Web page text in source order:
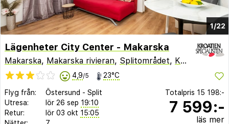
1/22
Lägenheter City Center - Makarska
Makarska, Makarska rivieran, Splitområdet, Kroatien
4,9/5 23°C
Flyg från: Östersund - Split
Utresa:
lör 26 sep 19:10
Retur:
lör 03 okt 15:05
Totalpris 15 198:-
7 599:-
läs mer